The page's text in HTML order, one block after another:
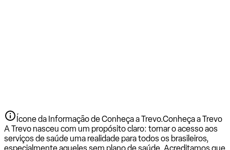
Ícone da Informação de Conheça a Trevo.Conheça a Trevo
A Trevo nasceu com um propósito claro: tornar o acesso aos
serviços de saúde uma realidade para todos os brasileiros,